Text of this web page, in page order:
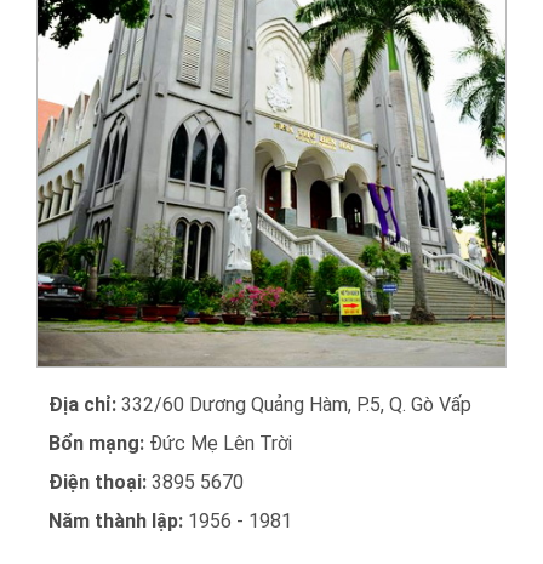
Địa chỉ: 332/60 Dương Quảng Hàm, P.5, Q. Gò Vấp
Bổn mạng: Đức Mẹ Lên Trời
Điện thoại: 3895 5670
Năm thành lập: 1956 - 1981